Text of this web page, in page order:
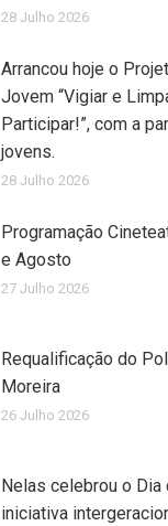
28 Julho 2026
Arrancou hoje o
Jovem “Vigiar e
Participar!”, com a
jovens.
28 Julho 2026
Programação
e Agosto
27 Julho 2026
Requalificação do
Moreira
26 Julho 2026
Nelas celebrou o
iniciativa